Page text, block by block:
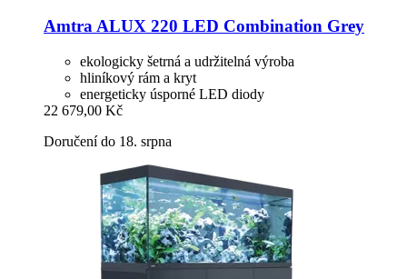
Amtra ALUX 220 LED Combination Grey
ekologicky šetrná a udržitelná výroba
hliníkový rám a kryt
energeticky úsporné LED diody
22 679,00 Kč
Doručení do 18. srpna